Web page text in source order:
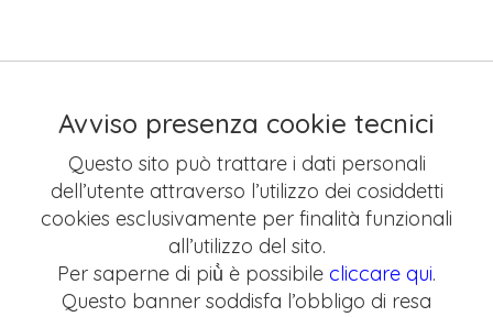
Avviso presenza cookie tecnici
Questo sito può trattare i dati personali
dell’utente attraverso l’utilizzo dei cosiddetti
cookies esclusivamente per finalità funzionali
all’utilizzo del sito.
Per saperne di più̀ è possibile cliccare qui.
Questo banner soddisfa l’obbligo di resa